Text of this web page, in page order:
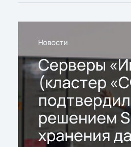
Новости
Серверы
(кластер
решением
хранения